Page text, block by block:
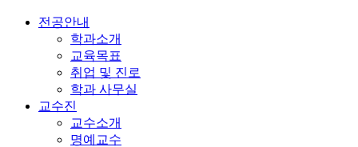
전공안내
학과소개
교육목표
취업 및 진로
학과 사무실
교수진
교수소개
명예교수